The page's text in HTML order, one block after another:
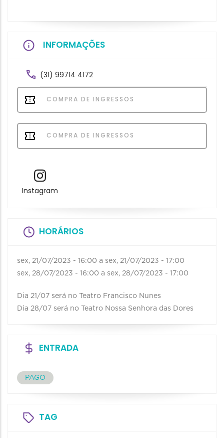
INFORMAÇÕES
(31) 99714 4172
COMPRA DE INGRESSOS
COMPRA DE INGRESSOS
Instagram
HORÁRIOS
sex, 21/07/2023 - 16:00 a sex, 21/07/2023 - 17:00
sex, 28/07/2023 - 16:00 a sex, 28/07/2023 - 17:00
Dia 21/07 será no Teatro Francisco Nunes
Dia 28/07 será no Teatro Nossa Senhora das Dores
ENTRADA
PAGO
TAG